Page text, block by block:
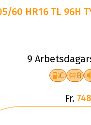
C B
Fr.